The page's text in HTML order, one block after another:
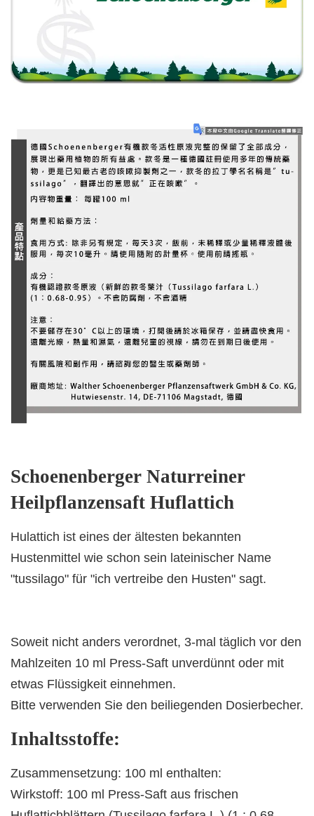
Schoenenberger Naturreiner
Heilpflanzensaft Huflattich
Hulattich ist eines der ältesten bekannten
Hustenmittel wie schon sein lateinischer Name
"tussilago" für "ich vertreibe den Husten" sagt.
Soweit nicht anders verordnet, 3-mal täglich vor den
Mahlzeiten 10 ml Press-Saft unverdünnt oder mit
etwas Flüssigkeit einnehmen.
Bitte verwenden Sie den beiliegenden Dosierbecher.
Inhaltsstoffe:
Zusammensetzung: 100 ml enthalten:
Wirkstoff: 100 ml Press-Saft aus frischen